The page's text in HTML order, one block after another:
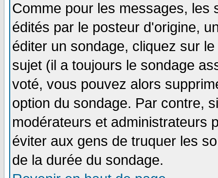
Comme pour les messages, les
édités par le posteur d'origine,
éditer un sondage, cliquez sur
sujet (il a toujours le sondage
voté, vous pouvez alors
option du sondage. Par contre,
modérateurs et administrateurs
éviter aux gens de truquer les
de la durée du sondage.